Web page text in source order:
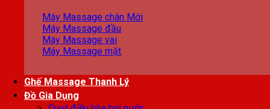
Máy Massage chân
Máy Massage đầu
Máy Massage vai
Máy Massage mặt
Ghế Massage Thanh Lý
Đồ Gia Dụng